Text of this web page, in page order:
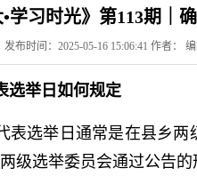
•学习时光》第113期｜
发布时间：2025-05-16 15:06:41 作者：
选举日如何规定
选举日通常是在县乡两
级选举委员会通过公告的